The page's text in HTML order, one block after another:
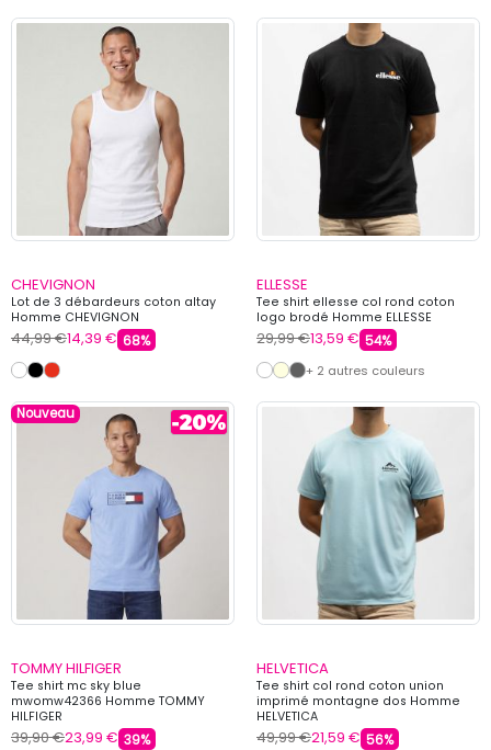
CHEVIGNON
Lot de 3 débardeurs coton altay
Homme CHEVIGNON
44,99 €14,39 € 68%
ELLESSE
Tee shirt ellesse col rond coton
logo brodé Homme ELLESSE
29,99 €13,59 € 54%
+ 2 autres couleurs
Nouveau
TOMMY HILFIGER
Tee shirt mc sky blue
mwomw42366 Homme TOMMY
HILFIGER
39,90 €23,99 € 39%
HELVETICA
Tee shirt col rond coton union
imprimé montagne dos Homme
HELVETICA
49,99 €21,59 € 56%